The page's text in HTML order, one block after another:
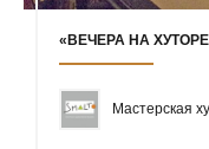
«ВЕЧЕРА НА
Мастерская